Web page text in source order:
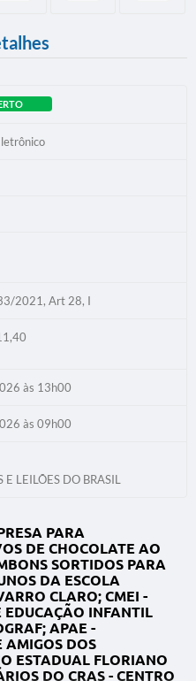
2021, Art 28, I
às 13h00
às 09h00
LEILÕES DO BRASIL
PARA
DE CHOCOLATE AO
SORTIDOS PARA
DA ESCOLA
CLARO; CMEI -
EDUCAÇÃO INFANTIL
APAE -
AMIGOS DOS
ESTADUAL FLORIANO
DO CRAS - CENTRO